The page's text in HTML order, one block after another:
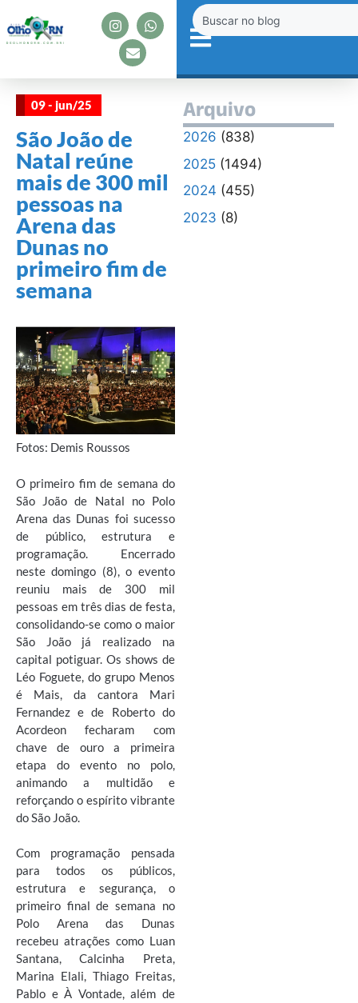
09 - jun/25
São João de
Natal reúne
mais de 300 mil
pessoas na
Arena das
Dunas no
primeiro fim de
semana
Fotos: Demis Roussos
O primeiro fim de semana do
São João de Natal no Polo
Arena das Dunas foi sucesso
de público, estrutura e
programação. Encerrado
neste domingo (8), o evento
reuniu mais de 300 mil
pessoas em três dias de festa,
consolidando-se como o maior
São João já realizado na
capital potiguar. Os shows de
Léo Foguete, do grupo Menos
é Mais, da cantora Mari
Fernandez e de Roberto do
Acordeon fecharam com
chave de ouro a primeira
etapa do evento no polo,
animando a multidão e
reforçando o espírito vibrante
do São João.
Com programação pensada
para todos os públicos,
estrutura e segurança, o
primeiro final de semana no
Polo Arena das Dunas
recebeu atrações como Luan
Santana, Calcinha Preta,
Marina Elali, Thiago Freitas,
Pablo e À Vontade, além de
Arquivo
2026 (838)
2025(1494)
2024 (455)
2023 (8)